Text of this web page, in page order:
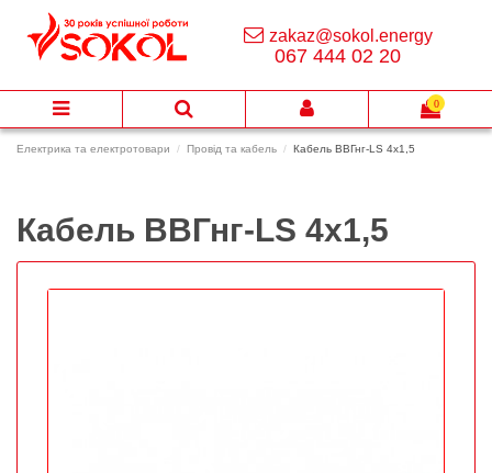
Електрика та електротовари Провід та кабель Кабель ВВГнг-LS 4х1,5
Кабель ВВГнг-LS 4х1,5
zakaz@sokol.energy
067 444 02 20
0